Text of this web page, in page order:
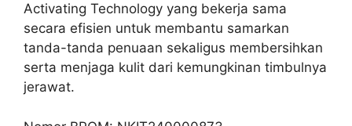
Activating Technology yang bekerja sama
secara efisien untuk membantu samarkan
tanda-tanda penuaan sekaligus membersihkan
serta menjaga kulit dari kemungkinan timbulnya
jerawat.